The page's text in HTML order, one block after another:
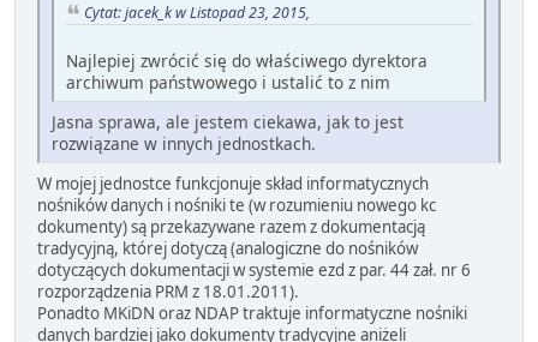
Cytat: jacek_k w Listopad 23, 2015,
Najlepiej zwrócić się do właściwego dyrektora
archiwum państwowego i ustalić to z nim
Jasna sprawa, ale jestem ciekawa, jak to jest
rozwiązane w innych jednostkach.
W mojej jednostce funkcjonuje skład informatycznych
nośników danych i nośniki te (w rozumieniu nowego kc
dokumenty) są przekazywane razem z dokumentacją
tradycyjną, której dotyczą (analogiczne do nośników
dotyczących dokumentacji w systemie ezd z par. 44 zał. nr 6
rozporządzenia PRM z 18.01.2011).
Ponadto MKiDN oraz NDAP traktuje informatyczne nośniki
danych bardziej jako dokumenty tradycyjne aniżeli